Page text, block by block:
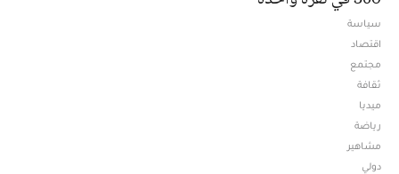
سياسة
اقتصاد
مجتمع
ثقافة
ميديا
رياضة
مشاهير
دولي